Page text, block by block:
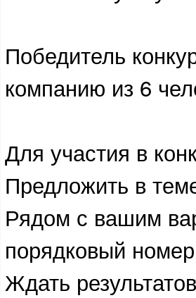
Победитель
компанию из 6
Для участия в
Предложить в
Рядом с вашим
порядковый
Ждать